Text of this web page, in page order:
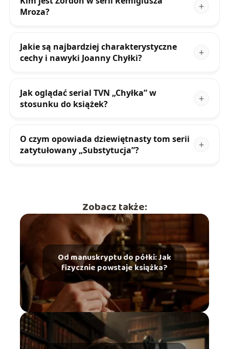
Mroza?
Jakie są najbardziej charakterystyczne
cechy i nawyki Joanny Chyłki?
Jak oglądać serial TVN „Chyłka” w
stosunku do książek?
O czym opowiada dziewiętnasty tom serii
zatytułowany „Substytucja”?
Zobacz także:
Od manuskryptu do półki: Jak
fizycznie powstaje książka?